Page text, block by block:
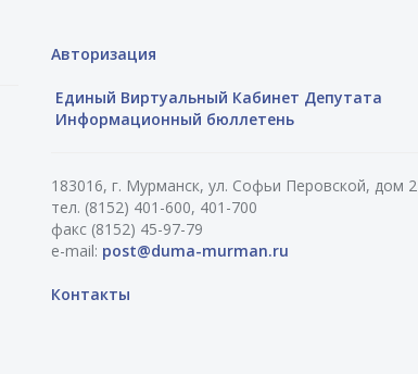
Авторизация
Единый Виртуальный Кабинет Депутата
Информационный бюллетень
183016, г. Мурманск, ул. Софьи Перовской, дом 2
тел. (8152) 401-600, 401-700
факс (8152) 45-97-79
e-mail: post@duma-murman.ru
Контакты